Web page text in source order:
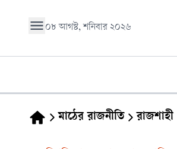
০৮ আগস্ট, শনিবার ২০২৬
মাঠের রাজনীতি রাজশাহী